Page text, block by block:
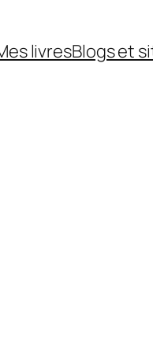
livresBlogs et